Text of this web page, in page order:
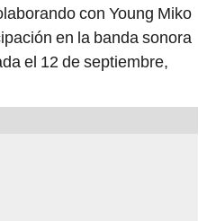
con Young Miko
en la banda sonora
el 12 de septiembre,